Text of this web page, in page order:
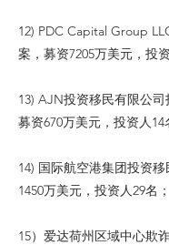
12) PDC Capital Group
案，募资7205万美元，投
13) AJN投资移民有限公司
募资670万美元，投资人14
14) 国际航空港集团投资
1450万美元，投资人29名；
15）爱达荷州区域中心欺